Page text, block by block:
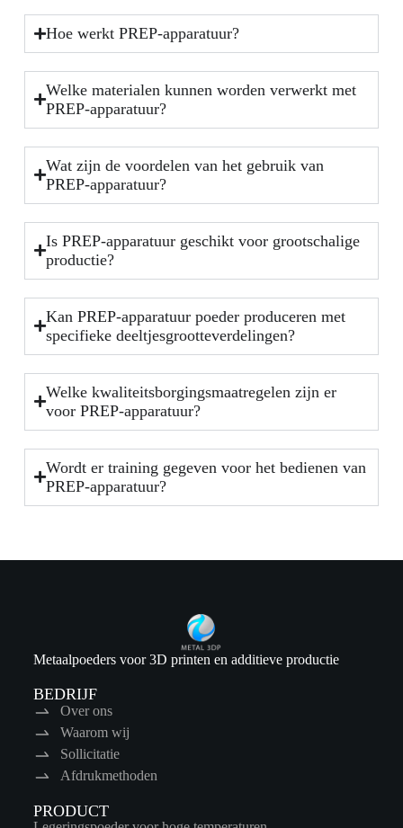
Hoe werkt PREP-apparatuur?
Welke materialen kunnen worden verwerkt met
PREP-apparatuur?
Wat zijn de voordelen van het gebruik van
PREP-apparatuur?
Is PREP-apparatuur geschikt voor grootschalige
productie?
Kan PREP-apparatuur poeder produceren met
specifieke deeltjesgrootteverdelingen?
Welke kwaliteitsborgingsmaatregelen zijn er
voor PREP-apparatuur?
Wordt er training gegeven voor het bedienen van
PREP-apparatuur?
Metaalpoeders voor 3D printen en additieve productie
BEDRIJF
Over ons
Waarom wij
Sollicitatie
Afdrukmethoden
PRODUCT